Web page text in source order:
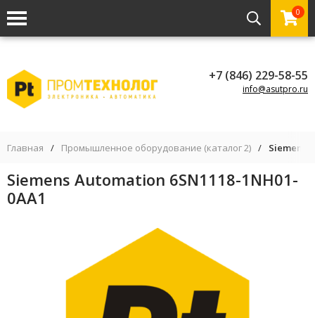
0
+7 (846) 229-58-55
info@asutpro.ru
Главная / Промышленное оборудование (каталог 2) / Siemens
Siemens Automation 6SN1118-1NH01-
0AA1